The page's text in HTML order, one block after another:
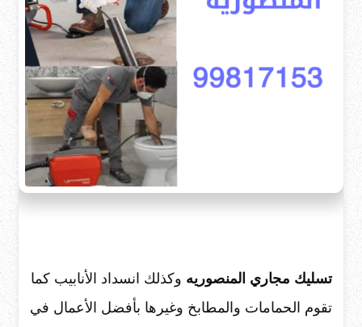
تسليك مجاري المنصوريه وكذلك انسداد الأنابيب كما
تقوم الحمامات والمطابخ وغيرها بأفضل الأعمال في